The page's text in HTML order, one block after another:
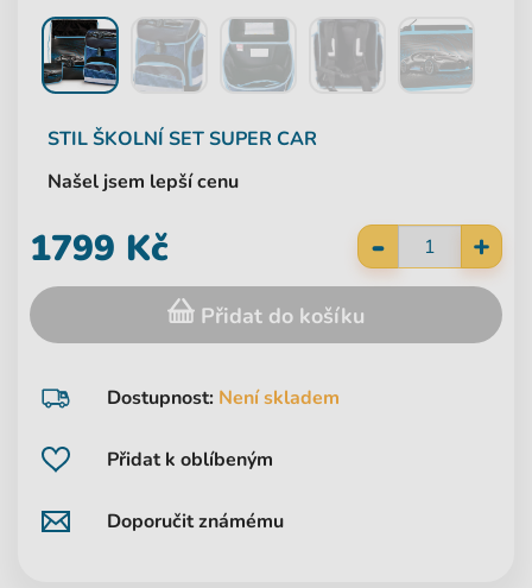
STILŠKOLNÍ SET SUPER CAR
Našel jsem lepší cenu
Přidat k oblíbeným
Doporučit známému
Dostupnost: Není skladem
- +
1799 Kč
Přidat do košíku